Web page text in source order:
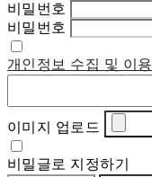
비밀번호
비밀번호
개인정보 수집 및 이용
이미지 업로드
비밀글로 지정하기